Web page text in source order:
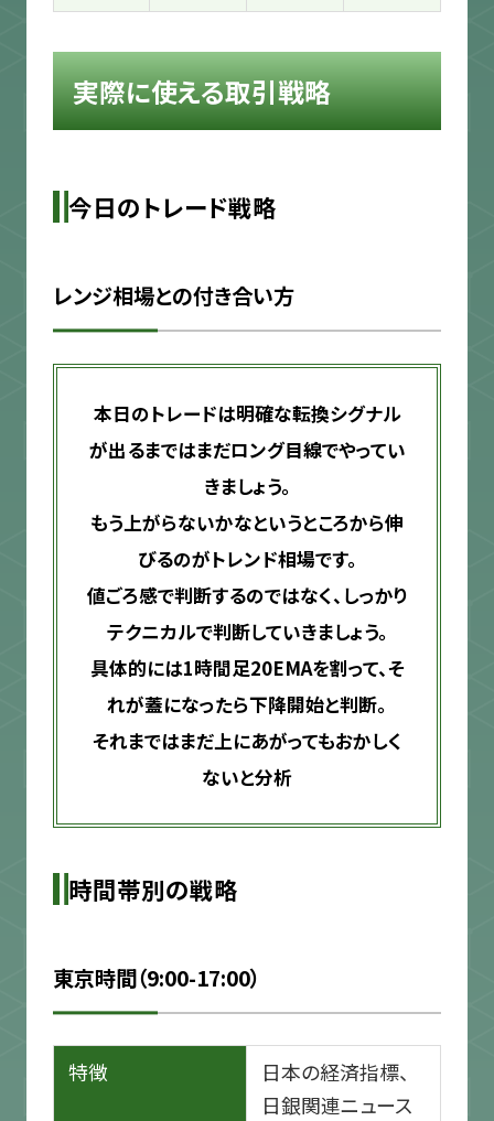
実際に使える取引戦略
今日のトレード戦略
レンジ相場との付き合い方
本日のトレードは明確な転換シグナル
が出るまではまだロング目線でやってい
きましょう。
もう上がらないかなというところから伸
びるのがトレンド相場です。
値ごろ感で判断するのではなく、しっかり
テクニカルで判断していきましょう。
具体的には1時間足20EMAを割って、そ
れが蓋になったら下降開始と判断。
それまではまだ上にあがってもおかしく
ないと分析
時間帯別の戦略
東京時間（9:00-17:00）
特徴
日本の経済指標、
日銀関連ニュース